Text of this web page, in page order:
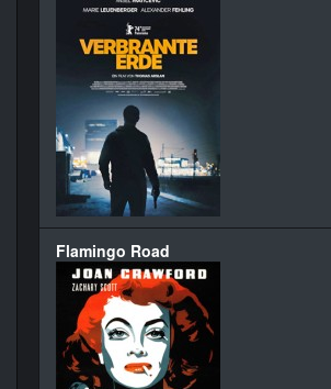
Flamingo Road